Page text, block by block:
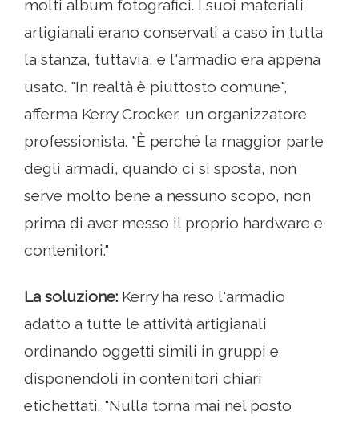
molti album fotografici. I suoi materiali
artigianali erano conservati a caso in tutta
la stanza, tuttavia, e l'armadio era appena
usato. "In realtà è piuttosto comune",
afferma Kerry Crocker, un organizzatore
professionista. "È perché la maggior parte
degli armadi, quando ci si sposta, non
serve molto bene a nessuno scopo, non
prima di aver messo il proprio hardware e
contenitori."
La soluzione: Kerry ha reso l'armadio
adatto a tutte le attività artigianali
ordinando oggetti simili in gruppi e
disponendoli in contenitori chiari
etichettati. "Nulla torna mai nel posto